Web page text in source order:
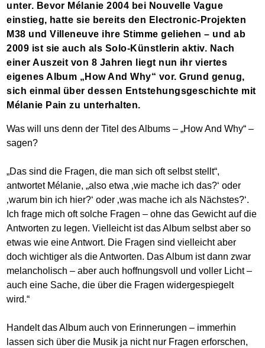
unter. Bevor Mélanie 2004 bei Nouvelle Vague
einstieg, hatte sie bereits den Electronic-Projekten
M38 und Villeneuve ihre Stimme geliehen – und ab
2009 ist sie auch als Solo-Künstlerin aktiv. Nach
einer Auszeit von 8 Jahren liegt nun ihr viertes
eigenes Album „How And Why“ vor. Grund genug,
sich einmal über dessen Entstehungsgeschichte mit
Mélanie Pain zu unterhalten.
Was will uns denn der Titel des Albums – „How And Why“ –
sagen?
„Das sind die Fragen, die man sich oft selbst stellt“,
antwortet Mélanie, „also etwa ‚wie mache ich das?‘ oder
‚warum bin ich hier?‘ oder ‚was mache ich als Nächstes?‘.
Ich frage mich oft solche Fragen – ohne das Gewicht auf die
Antworten zu legen. Vielleicht ist das Album selbst aber so
etwas wie eine Antwort. Die Fragen sind vielleicht aber
doch wichtiger als die Antworten. Das Album ist dann zwar
melancholisch – aber auch hoffnungsvoll und voller Licht –
auch eine Sache, die über die Fragen widergespiegelt
wird.“
Handelt das Album auch von Erinnerungen – immerhin
lassen sich über die Musik ja nicht nur Fragen erforschen,